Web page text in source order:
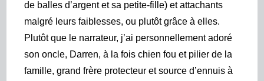
de balles d’argent et sa petite-fille) et attachants
malgré leurs faiblesses, ou plutôt grâce à elles.
Plutôt que le narrateur, j’ai personnellement adoré
son oncle, Darren,à la fois chien fou et pilier de la
famille, grand frère protecteur et source d’ennuis à